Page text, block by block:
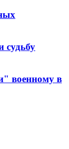
судьбу
военному в